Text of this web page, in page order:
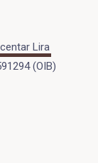
Lira
(OIB)